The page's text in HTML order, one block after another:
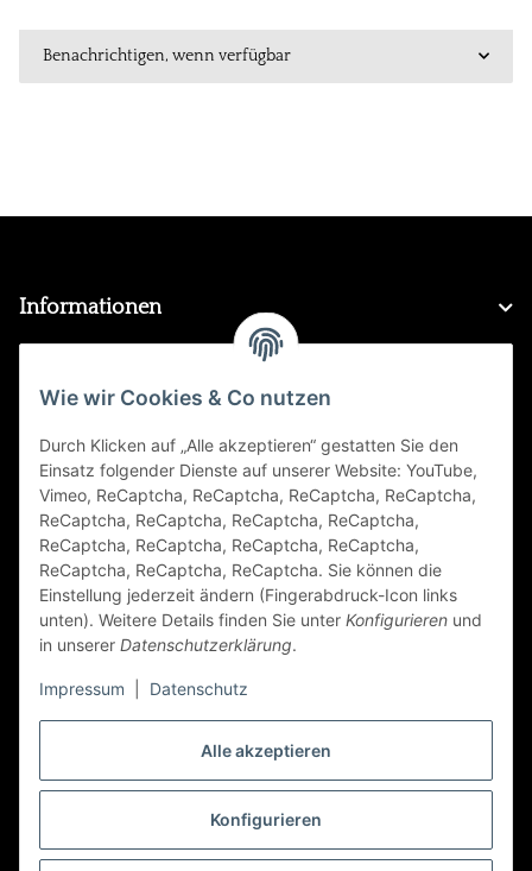
Alle akzeptieren
Konfigurieren
Wie wir Cookies & Co nutzen
Durch Klicken auf „Alle akzeptieren“ gestatten Sie den
Einsatz folgender Dienste auf unserer Website: YouTube,
Vimeo, ReCaptcha, ReCaptcha, ReCaptcha, ReCaptcha,
ReCaptcha, ReCaptcha, ReCaptcha, ReCaptcha,
ReCaptcha, ReCaptcha, ReCaptcha, ReCaptcha,
ReCaptcha, ReCaptcha, ReCaptcha. Sie können die
Einstellung jederzeit ändern (Fingerabdruck-Icon links
unten). Weitere Details finden Sie unter Konfigurieren und
in unserer Datenschutzerklärung.
Impressum Datenschutz
Benachrichtigen, wenn verfügbar
Informationen
FAQ
Zahlungsarten
Folge Uns